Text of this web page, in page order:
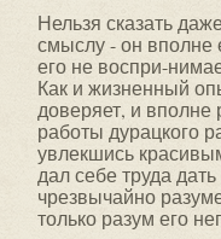
Нельзя сказать
смыслу - он вполне
его не воспри-
Как и жизненный
доверяет, и
работы дурацкого
увлекшись
дал себе труда
чрезвычайно
только разум его